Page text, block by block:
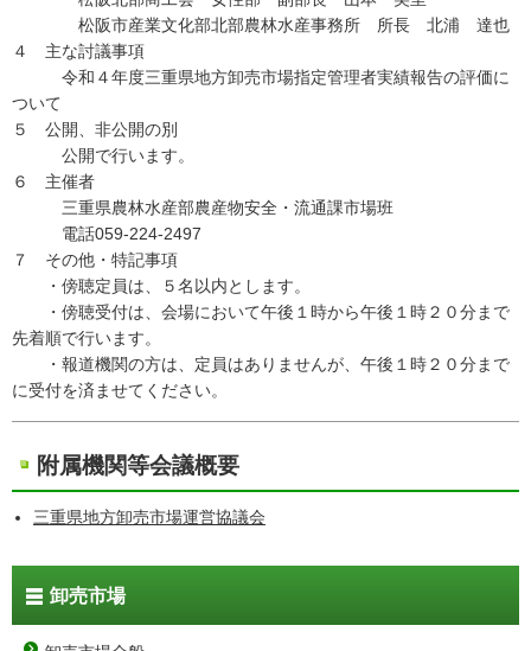
松阪市産業文化部北部農林水産事務所 所長 北浦 達也
４ 主な討議事項
令和４年度三重県地方卸売市場指定管理者実績報告の評価に
ついて
５ 公開、非公開の別
公開で行います。
６ 主催者
三重県農林水産部農産物安全・流通課市場班
電話059-224-2497
７ その他・特記事項
・傍聴定員は、５名以内とします。
・傍聴受付は、会場において午後１時から午後１時２０分まで
先着順で行います。
・報道機関の方は、定員はありませんが、午後１時２０分まで
に受付を済ませてください。
附属機関等会議概要
三重県地方卸売市場運営協議会
卸売市場